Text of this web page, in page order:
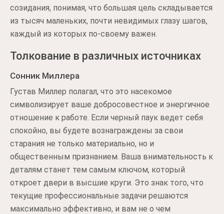
созидания, понимая, что большая цель складывается
из тысяч маленьких, почти невидимых глазу шагов,
каждый из которых по-своему важен.
Толкование в различных источниках
Сонник Миллера
Густав Миллер полагал, что это насекомое
символизирует ваше добросовестное и энергичное
отношение к работе. Если черный паук ведет себя
спокойно, вы будете вознаграждены за свои
старания не только материально, но и
общественным признанием. Ваша внимательность к
деталям станет тем самым ключом, который
откроет двери в высшие круги. Это знак того, что
текущие профессиональные задачи решаются
максимально эффективно, и вам не о чем